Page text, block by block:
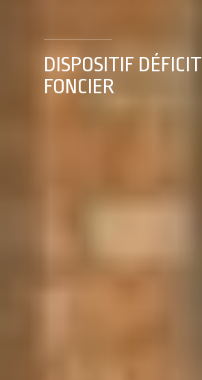
DISPOSITIF DÉFICIT
FONCIER